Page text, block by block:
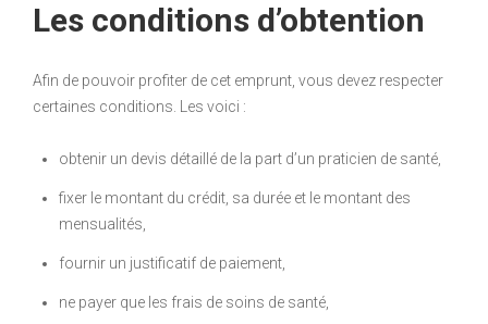
Les conditions d’obtention
Afin de pouvoir profiter de cet emprunt, vous devez respecter
certaines conditions. Les voici :
obtenir un devis détaillé de la part d’un praticien de santé,
fixer le montant du crédit, sa durée et le montant des
mensualités,
fournir un justificatif de paiement,
ne payer que les frais de soins de santé,